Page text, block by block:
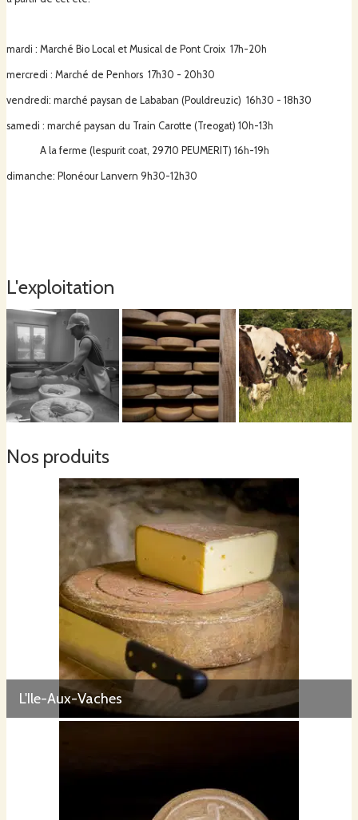
cuivre et les fromages sont affinés sur planches en bois. Je propose donc
Phare de la ferme, pâte pressée cuite à croute morgée, meule de 7kg),
crème, du beurre, et du fromage frais tartinable fouetté (nature, ail-
ciboulette, et algues).
mardi : Marché Bio Local et Musical de Pont Croix 17h-20h
mercredi : Marché de Penhors 17h30 - 20h30
vendredi: marché paysan de Lababan (Pouldreuzic) 16h30 - 18h30
samedi : marché paysan du Train Carotte (Treogat) 10h-13h
A la ferme (lespurit coat, 29710 PEUMERIT) 16h-19h
dimanche: Plonéour Lanvern 9h30-12h30
L'exploitation
Nos produits
L'Ile-Aux-Vaches